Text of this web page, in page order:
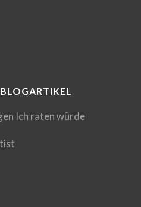
Ich raten würde